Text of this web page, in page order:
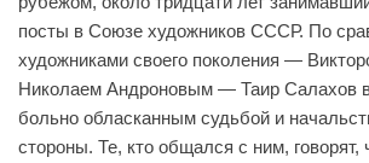
посты в Союзе художников СССР. По
художниками своего поколения —
Николаем Андроновым — Таир Салахов
больно обласканным судьбой и
стороны. Те, кто общался с ним,